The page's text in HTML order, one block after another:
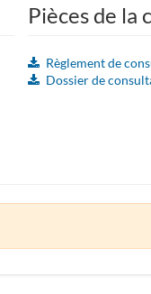
Pièces de la
Règlement de
Dossier de